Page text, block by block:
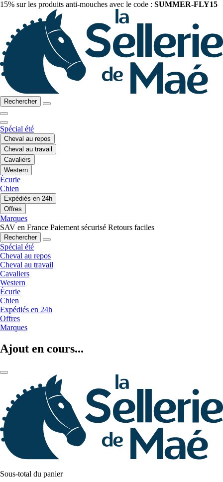
15% sur les produits anti-mouches avec le code : SUMMER-FLY15
Rechercher
Spécial été
Cheval au repos
Cheval au travail
Cavaliers
Western
Écurie
Chien
Expédiés en 24h
Offres
Marques
SAV en France Paiement sécurisé Retours faciles
Rechercher
Spécial été
Cheval au repos
Cheval au travail
Cavaliers
Western
Écurie
Chien
Expédiés en 24h
Offres
Marques
Ajout en cours...
Sous-total du panier